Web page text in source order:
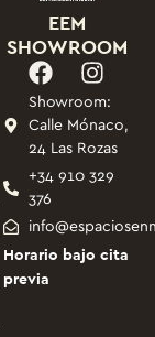
EEM
SHOWROOM
Showroom:
Calle Mónaco,
24 Las Rozas
+34 910 329
376
Horario bajo cita
previa